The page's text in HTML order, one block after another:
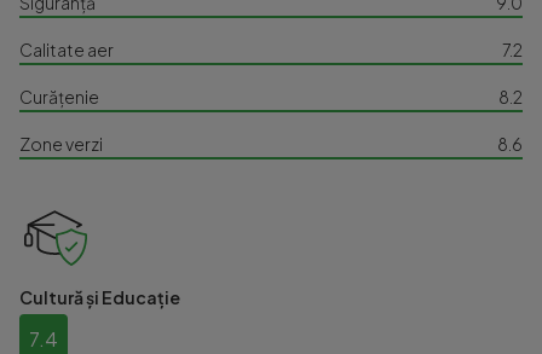
Calitate aer 7.2
Curățenie 8.2
Zone verzi 8.6
Cultură și Educație
7.4